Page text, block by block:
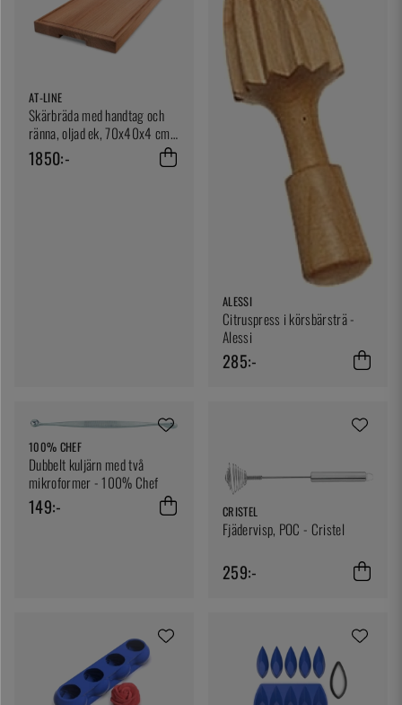
AT-LINE
Skärbräda med handtag och
ränna, oljad ek, 70x40x4 cm -
AT-Line
1850:-
ALESSI
Citruspress i körsbärsträ -
Alessi
285:-
100% CHEF
Dubbelt kuljärn med två
mikroformer - 100% Chef
149:- CRISTEL
Fjädervisp, POC - Cristel
259:-